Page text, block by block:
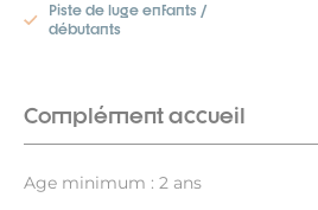
Piste de luge enfants /
débutants
Complément accueil
Age minimum : 2 ans